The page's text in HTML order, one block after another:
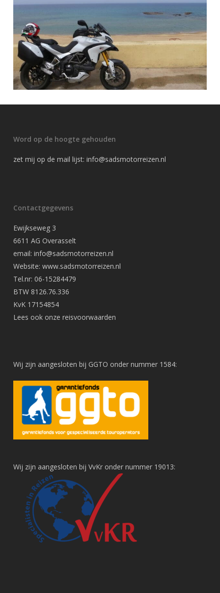
Word op de hoogte gehouden
zet mij op de mail lijst: info@sadsmotorreizen.nl
Contactgegevens
Ewijkseweg 3
6611 AG Overasselt
email: info@sadsmotorreizen.nl
Website: www.sadsmotorreizen.nl
Tel.nr: 06-15284479
BTW 8126.76.336
KvK 17154854
Lees ook onze reisvoorwaarden
Wij zijn aangesloten bij GGTO onder nummer 1584:
Wij zijn aangesloten bij VvKr onder nummer 19013: